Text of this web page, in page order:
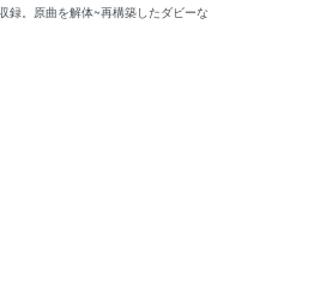
録。原曲を解体~再構築したダビーな